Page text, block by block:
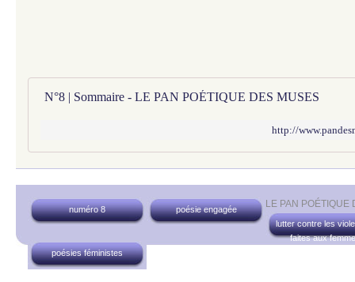
N°8 | Sommaire - LE PAN POÉTIQUE DES MUSES
http://
LE PAN
numéro 8
poésie engagée
lutter contre les
faites aux
poésies féministes